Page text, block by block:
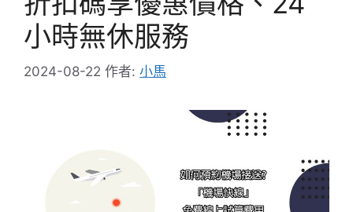
小時無休服務
2024-08-22 作者: 小馬